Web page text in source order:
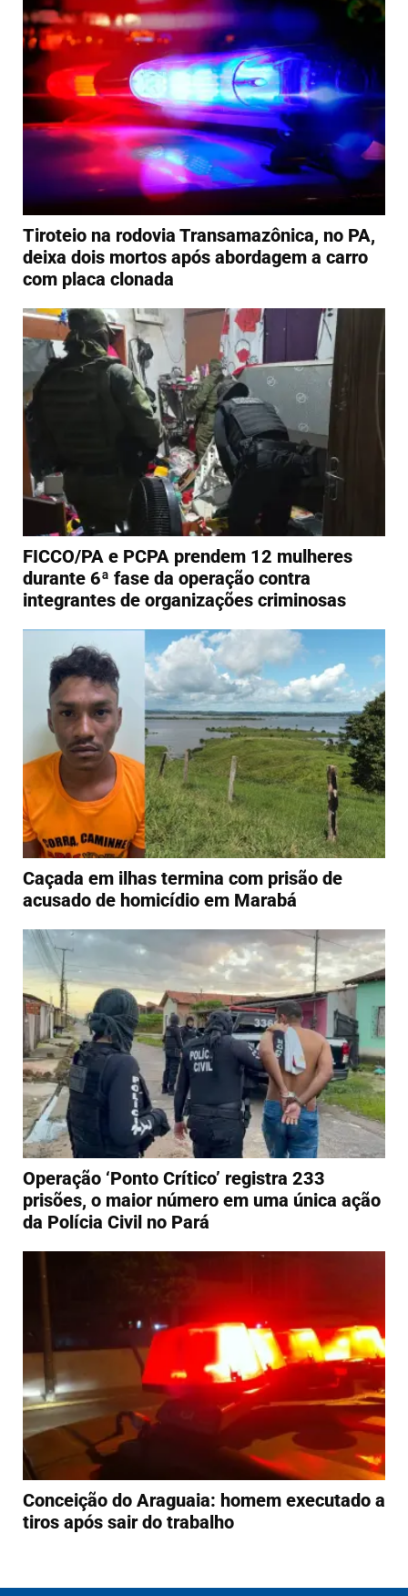
Tiroteio na rodovia Transamazônica, no PA,
deixa dois mortos após abordagem a carro
com placa clonada
FICCO/PA e PCPA prendem 12 mulheres
durante 6ª fase da operação contra
integrantes de organizações criminosas
Caçada em ilhas termina com prisão de
acusado de homicídio em Marabá
Operação ‘Ponto Crítico’ registra 233
prisões, o maior número em uma única ação
da Polícia Civil no Pará
Conceição do Araguaia: homem executado a
tiros após sair do trabalho